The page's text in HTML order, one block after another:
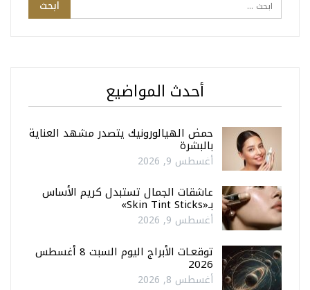
أحدث المواضيع
حمض الهيالورونيك يتصدر مشهد العناية
بالبشرة
أغسطس 9, 2026
عاشقات الجمال تستبدل كريم الأساس
بـ«Skin Tint Sticks»
أغسطس 9, 2026
توقعـات الأبراج اليوم السبت 8 أغسطس
2026
أغسطس 8, 2026